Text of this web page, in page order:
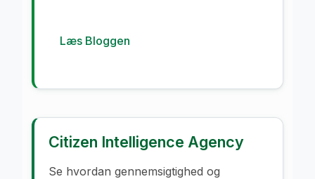
Læs Bloggen
Citizen Intelligence Agency
Se hvordan gennemsigtighed og